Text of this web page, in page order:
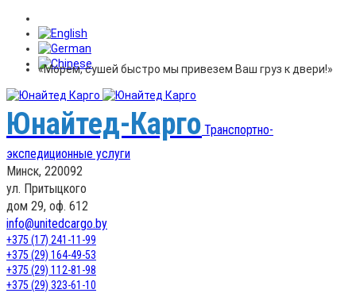
«Морем, сушей быстро мы привезем Ваш груз к двери!»
Юнайтед-Карго Транспортно-
экспедиционные услуги
Минск, 220092
ул. Притыцкого
дом 29, оф. 612
info@unitedcargo.by
+375 (17) 241-11-99
+375 (29) 164-49-53
+375 (29) 112-81-98
+375 (29) 323-61-10